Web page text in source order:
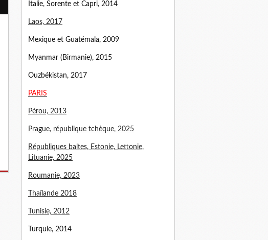
Italie, Sorente et Capri, 2014
Laos, 2017
Mexique et Guatémala, 2009
Myanmar (Birmanie), 2015
Ouzbékistan, 2017
PARIS
Pérou, 2013
Prague, république tchèque, 2025
Républiques baltes, Estonie, Lettonie,
Lituanie, 2025
Roumanie, 2023
Thaïlande 2018
Tunisie, 2012
Turquie, 2014